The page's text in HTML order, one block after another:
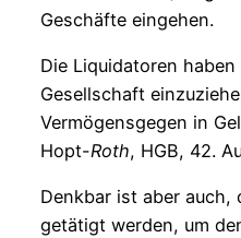
Geschäfte eingehen.
Die Liquidatoren
Gesellschaft
Vermögensgegen in
Hopt-Roth, HGB, 42.
Denkbar ist aber auch,
getätigt werden, um